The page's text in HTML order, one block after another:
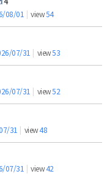
08/01 | view54
07/31 | view53
07/31 | view52
31 | view48
07/31 | view42